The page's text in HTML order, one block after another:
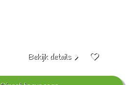
Bekijk details